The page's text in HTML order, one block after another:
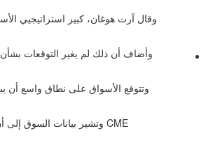
وقال آرت هوغان، كبير استراتيجيي
وأضاف أن ذلك لم يغير التوقعات بشأن
وتتوقع الأسواق على نطاق واسع أن